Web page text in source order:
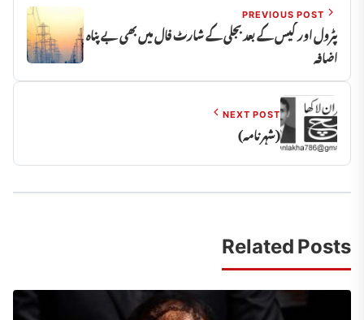
PREVIOUS POST
پٹرول اور گیس کے بعد بجلی کے شارٹ فال میں بھی بے پناہ
اضافہ
NEXT POST
(شہر نامہ)
Related Posts